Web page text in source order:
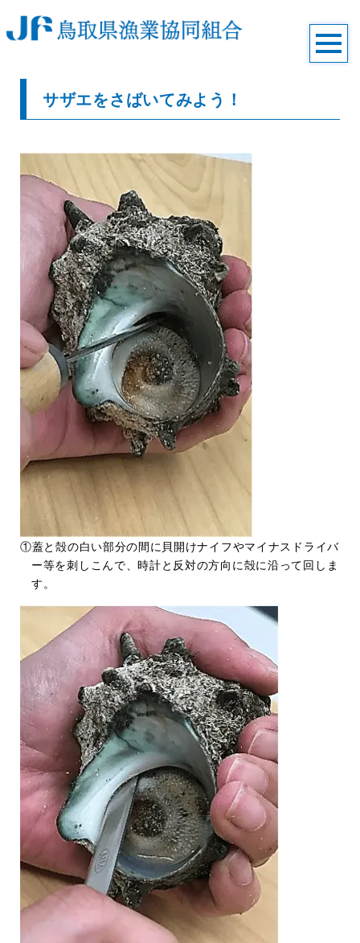
サザエをさばいてみよう！
①蓋と殻の白い部分の間に貝開けナイフやマイナスドライバ
ー等を刺しこんで、時計と反対の方向に殻に沿って回しま
す。